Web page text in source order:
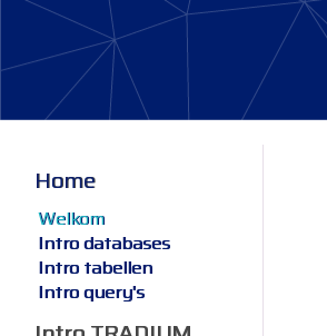
Home
Welkom
Intro databases
Intro tabellen
Intro query's